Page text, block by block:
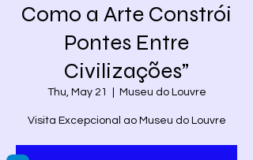
Como a Arte Constrói
Pontes Entre
Civilizações”
Thu, May 21 Museu do Louvre
Visita Excepcional ao Museu do Louvre